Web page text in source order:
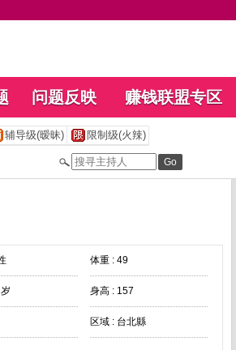
问题反映 赚钱联盟专区
辅导级(暧昧) 限制级(火辣)
体重 : 49
身高 : 157
区域 : 台北縣